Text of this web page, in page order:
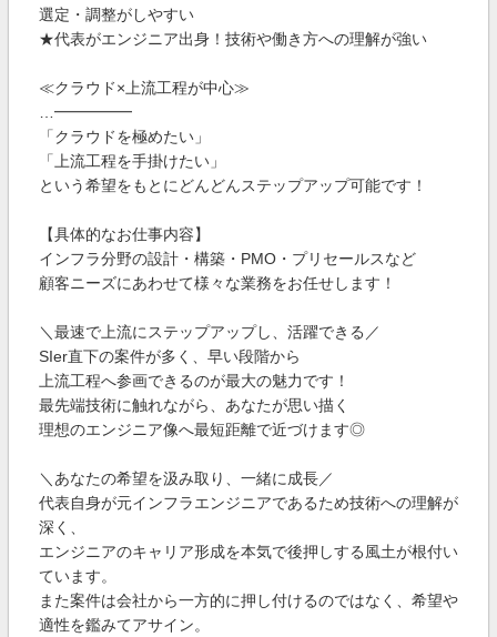
選定・調整がしやすい
★代表がエンジニア出身！技術や働き方への理解が強い
≪クラウド×上流工程が中心≫
…━━━━━
「クラウドを極めたい」
「上流工程を手掛けたい」
という希望をもとにどんどんステップアップ可能です！
【具体的なお仕事内容】
インフラ分野の設計・構築・PMO・プリセールスなど
顧客ニーズにあわせて様々な業務をお任せします！
＼最速で上流にステップアップし、活躍できる／
SIer直下の案件が多く、早い段階から
上流工程へ参画できるのが最大の魅力です！
最先端技術に触れながら、あなたが思い描く
理想のエンジニア像へ最短距離で近づけます◎
＼あなたの希望を汲み取り、一緒に成長／
代表自身が元インフラエンジニアであるため技術への理解が
深く、
エンジニアのキャリア形成を本気で後押しする風土が根付い
ています。
また案件は会社から一方的に押し付けるのではなく、希望や
適性を鑑みてアサイン。